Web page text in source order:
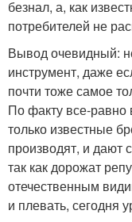
безнал, а, как
потребителей не
Вывод очевидный:
инструмент, даже
почти тоже самое
По факту все-равно
только известные
производят, и дают
так как дорожат
отечественным
и плевать, сегодня